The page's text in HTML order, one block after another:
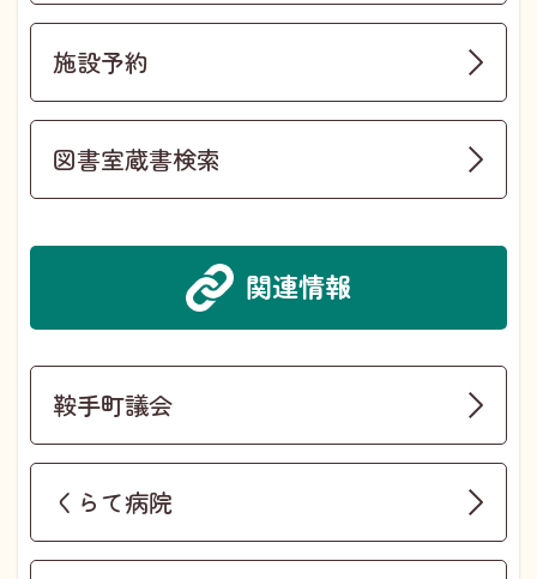
施設予約
図書室蔵書検索
関連情報
鞍手町議会
くらて病院